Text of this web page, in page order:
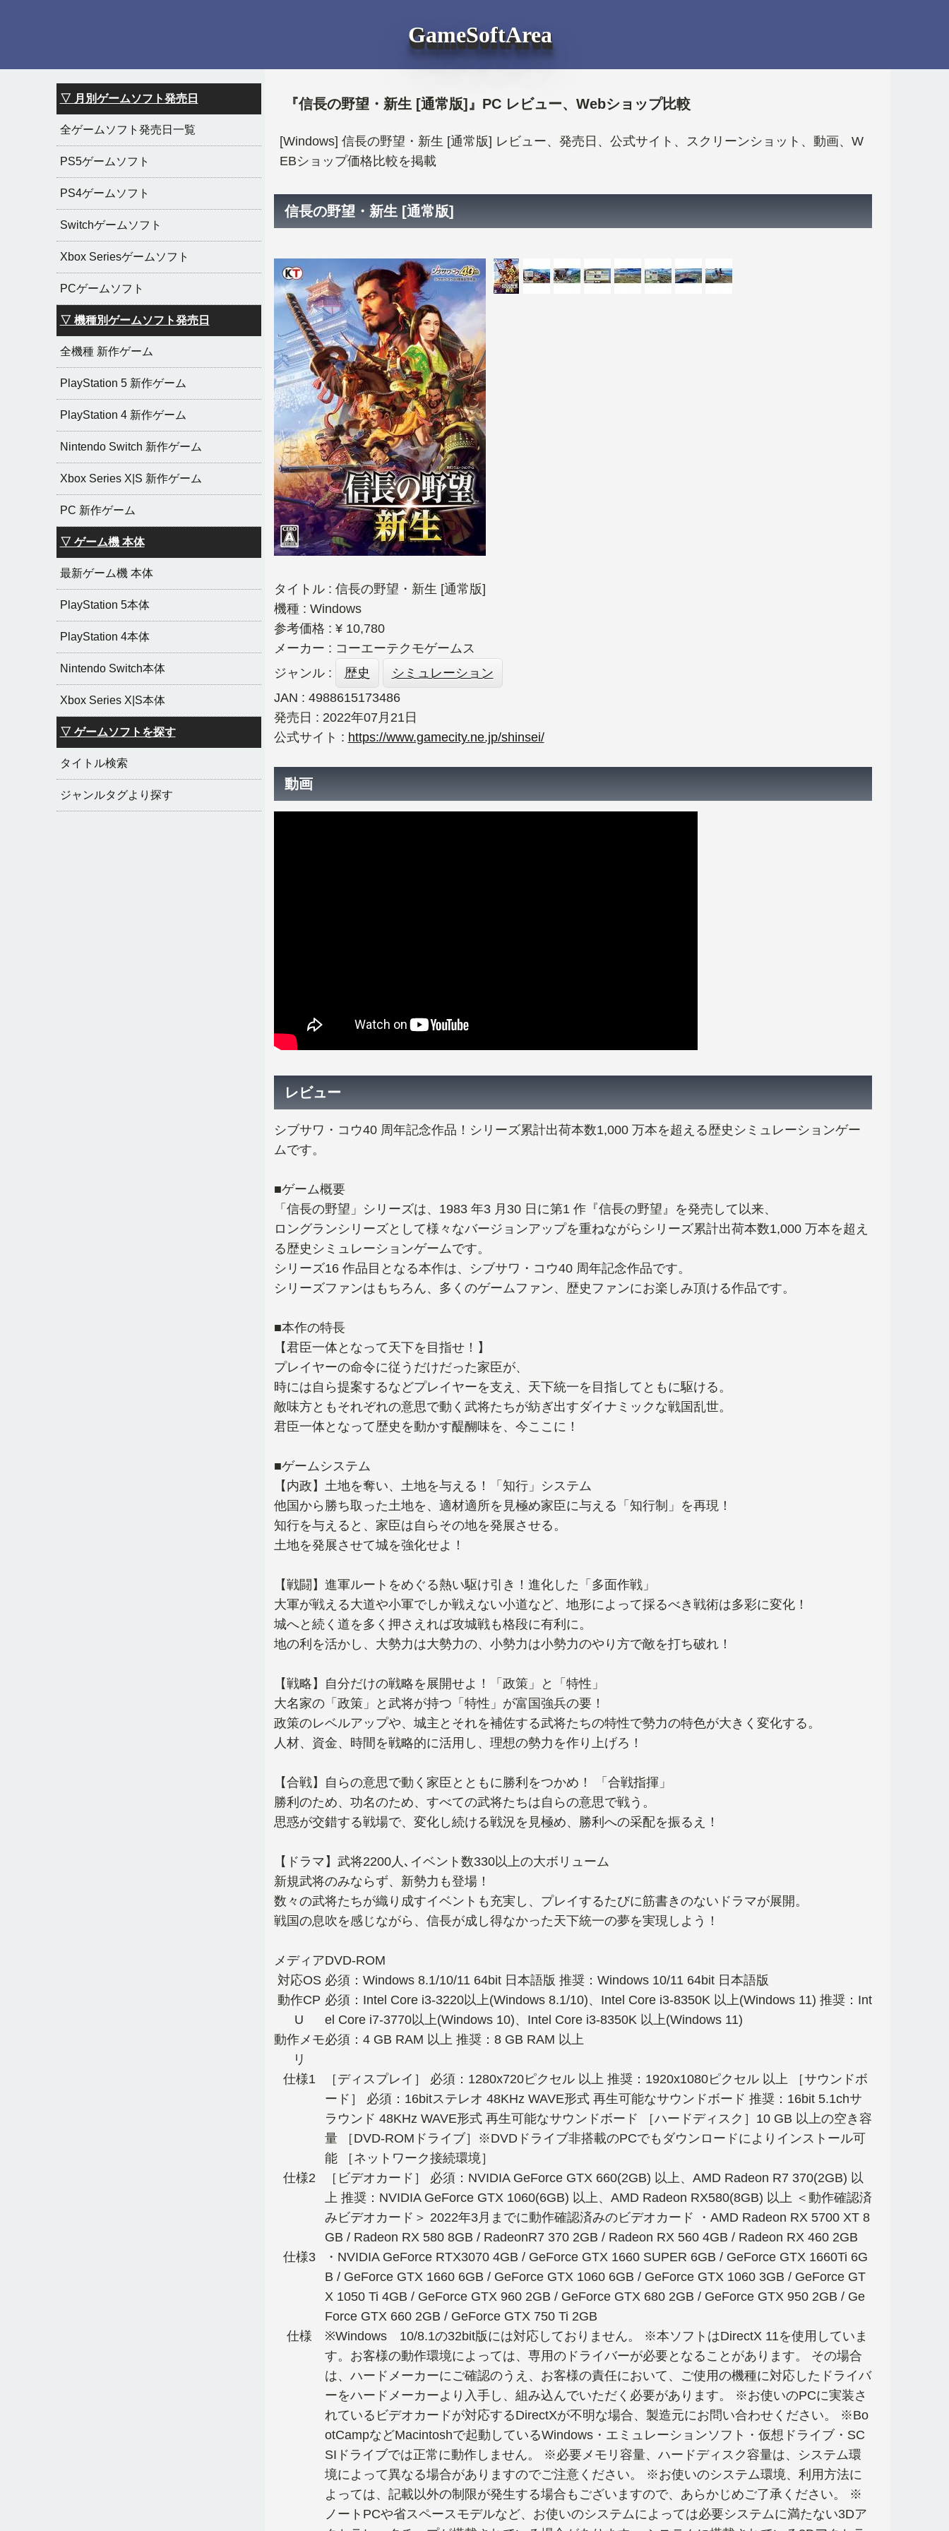
GameSoftArea
▽ 月別ゲームソフト発売日
全ゲームソフト発売日一覧
PS5ゲームソフト
PS4ゲームソフト
Switchゲームソフト
Xbox Seriesゲームソフト
PCゲームソフト
▽ 機種別ゲームソフト発売日
全機種 新作ゲーム
PlayStation 5 新作ゲーム
PlayStation 4 新作ゲーム
Nintendo Switch 新作ゲーム
Xbox Series X|S 新作ゲーム
PC 新作ゲーム
▽ ゲーム機 本体
最新ゲーム機 本体
PlayStation 5本体
PlayStation 4本体
Nintendo Switch本体
Xbox Series X|S本体
▽ ゲームソフトを探す
タイトル検索
ジャンルタグより探す
『信長の野望・新生 [通常版]』PC レビュー、Webショップ比較
[Windows] 信長の野望・新生 [通常版] レビュー、発売日、公式サイト、スクリーンショット、動画、W
EBショップ価格比較を掲載
信長の野望・新生 [通常版]
タイトル : 信長の野望・新生 [通常版]
機種 : Windows
参考価格 : ¥ 10,780
メーカー : コーエーテクモゲームス
ジャンル :
歴史
シミュレーション
JAN : 4988615173486
発売日 : 2022年07月21日
公式サイト : https://www.gamecity.ne.jp/shinsei/
動画
レビュー
シブサワ・コウ40 周年記念作品！シリーズ累計出荷本数1,000 万本を超える歴史シミュレーションゲー
ムです。
■ゲーム概要
「信長の野望」シリーズは、1983 年3 月30 日に第1 作『信長の野望』を発売して以来、
ロングランシリーズとして様々なバージョンアップを重ねながらシリーズ累計出荷本数1,000 万本を超え
る歴史シミュレーションゲームです。
シリーズ16 作品目となる本作は、シブサワ・コウ40 周年記念作品です。
シリーズファンはもちろん、多くのゲームファン、歴史ファンにお楽しみ頂ける作品です。
■本作の特長
【君臣一体となって天下を目指せ！】
プレイヤーの命令に従うだけだった家臣が、
時には自ら提案するなどプレイヤーを支え、天下統一を目指してともに駆ける。
敵味方ともそれぞれの意思で動く武将たちが紡ぎ出すダイナミックな戦国乱世。
君臣一体となって歴史を動かす醍醐味を、今ここに！
■ゲームシステム
【内政】土地を奪い、土地を与える！「知行」システム
他国から勝ち取った土地を、適材適所を見極め家臣に与える「知行制」を再現！
知行を与えると、家臣は自らその地を発展させる。
土地を発展させて城を強化せよ！
【戦闘】進軍ルートをめぐる熱い駆け引き！進化した「多面作戦」
大軍が戦える大道や小軍でしか戦えない小道など、地形によって採るべき戦術は多彩に変化！
城へと続く道を多く押さえれば攻城戦も格段に有利に。
地の利を活かし、大勢力は大勢力の、小勢力は小勢力のやり方で敵を打ち破れ！
【戦略】自分だけの戦略を展開せよ！「政策」と「特性」
大名家の「政策」と武将が持つ「特性」が富国強兵の要！
政策のレベルアップや、城主とそれを補佐する武将たちの特性で勢力の特色が大きく変化する。
人材、資金、時間を戦略的に活用し、理想の勢力を作り上げろ！
【合戦】自らの意思で動く家臣とともに勝利をつかめ！ 「合戦指揮」
勝利のため、功名のため、すべての武将たちは自らの意思で戦う。
思惑が交錯する戦場で、変化し続ける戦況を見極め、勝利への采配を振るえ！
【ドラマ】武将2200人､イベント数330以上の大ボリューム
新規武将のみならず、新勢力も登場！
数々の武将たちが織り成すイベントも充実し、プレイするたびに筋書きのないドラマが展開。
戦国の息吹を感じながら、信長が成し得なかった天下統一の夢を実現しよう！
メディアDVD-ROM
対応OS 必須：Windows 8.1/10/11 64bit 日本語版 推奨：Windows 10/11 64bit 日本語版
動作CP
U
必須：Intel Core i3-3220以上(Windows 8.1/10)、Intel Core i3-8350K 以上(Windows 11) 推奨：Int
el Core i7-3770以上(Windows 10)、Intel Core i3-8350K 以上(Windows 11)
動作メモ
リ
必須：4 GB RAM 以上 推奨：8 GB RAM 以上
仕様1
［ディスプレイ］ 必須：1280x720ピクセル 以上 推奨：1920x1080ピクセル 以上 ［サウンドボ
ード］ 必須：16bitステレオ 48KHz WAVE形式 再生可能なサウンドボード 推奨：16bit 5.1chサ
ラウンド 48KHz WAVE形式 再生可能なサウンドボード ［ハードディスク］10 GB 以上の空き容
量 ［DVD-ROMドライブ］※DVDドライブ非搭載のPCでもダウンロードによりインストール可
能 ［ネットワーク接続環境］
仕様2
［ビデオカード］ 必須：NVIDIA GeForce GTX 660(2GB) 以上、AMD Radeon R7 370(2GB) 以
上 推奨：NVIDIA GeForce GTX 1060(6GB) 以上、AMD Radeon RX580(8GB) 以上 ＜動作確認済
みビデオカード＞ 2022年3月までに動作確認済みのビデオカード ・AMD Radeon RX 5700 XT 8
GB / Radeon RX 580 8GB / RadeonR7 370 2GB / Radeon RX 560 4GB / Radeon RX 460 2GB
仕様3
・NVIDIA GeForce RTX3070 4GB / GeForce GTX 1660 SUPER 6GB / GeForce GTX 1660Ti 6G
B / GeForce GTX 1660 6GB / GeForce GTX 1060 6GB / GeForce GTX 1060 3GB / GeForce GT
X 1050 Ti 4GB / GeForce GTX 960 2GB / GeForce GTX 680 2GB / GeForce GTX 950 2GB / Ge
Force GTX 660 2GB / GeForce GTX 750 Ti 2GB
仕様
※Windows 10/8.1の32bit版には対応しておりません。 ※本ソフトはDirectX 11を使用していま
す。お客様の動作環境によっては、専用のドライバーが必要となることがあります。 その場合
は、ハードメーカーにご確認のうえ、お客様の責任において、ご使用の機種に対応したドライバ
ーをハードメーカーより入手し、組み込んでいただく必要があります。 ※お使いのPCに実装さ
れているビデオカードが対応するDirectXが不明な場合、製造元にお問い合わせください。 ※Bo
otCampなどMacintoshで起動しているWindows・エミュレーションソフト・仮想ドライブ・SC
SIドライブでは正常に動作しません。 ※必要メモリ容量、ハードディスク容量は、システム環
境によって異なる場合がありますのでご注意ください。 ※お使いのシステム環境、利用方法に
よっては、記載以外の制限が発生する場合もございますので、あらかじめご了承ください。 ※
ノートPCや省スペースモデルなど、お使いのシステムによっては必要システムに満たない3Dア